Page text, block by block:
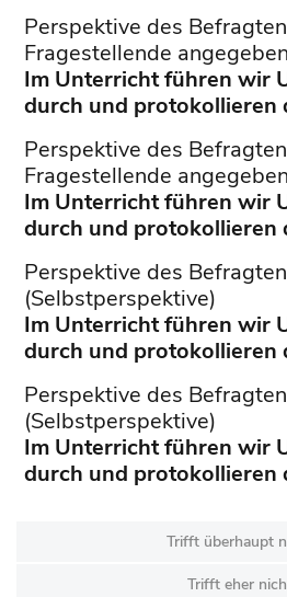
Perspektive des
Fragestellende
Im Unterricht führen wir
durch und protokollieren
Perspektive des
Fragestellende
Im Unterricht führen wir
durch und protokollieren
Perspektive des Befragten
(Selbstperspektive)
Im Unterricht führen wir
durch und protokollieren
Perspektive des Befragten
(Selbstperspektive)
Im Unterricht führen wir
durch und protokollieren
Trifft überhaupt
Trifft eher